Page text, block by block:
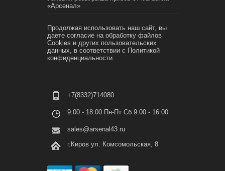
«Арсенал»
Продолжая использовать наш сайт, вы
даете согласие на обработку файлов
Cookies и других пользовательских
данных, в соответствии с Политикой
конфиденциальности.
+7(8332)714080
9:00 - 18:00 Пн-Пт Сб 9:00 - 16:00
sales@arsenal43.ru
г.Киров ул. Комсомольская, 8